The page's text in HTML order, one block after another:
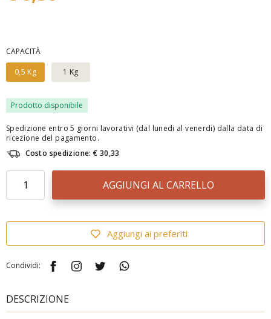
CAPACITÀ
0,5 Kg
1 Kg
Prodotto disponibile
Spedizione entro 5 giorni lavorativi (dal lunedi al venerdi) dalla data di
ricezione del pagamento.
Costo spedizione: € 30,33
AGGIUNGI AL CARRELLO
Aggiungi ai preferiti
Condividi:
DESCRIZIONE